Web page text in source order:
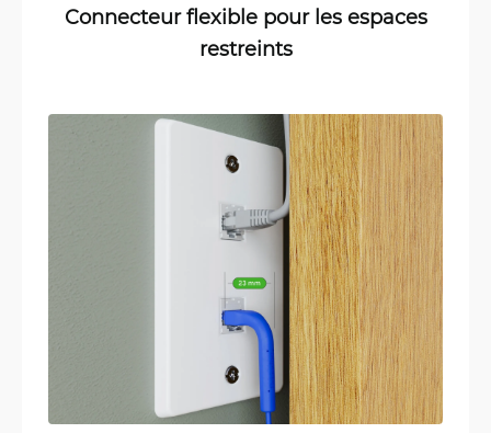
Connecteur flexible pour les espaces
restreints